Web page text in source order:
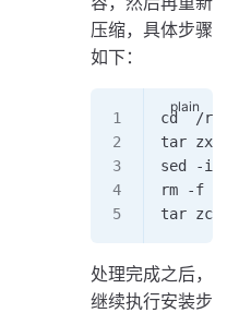
压缩，具体步骤
如下：
cd  /
tar zxvf
sed -i s/
rm -f ./
tar zcvf
处理完成之后，
继续执行安装步